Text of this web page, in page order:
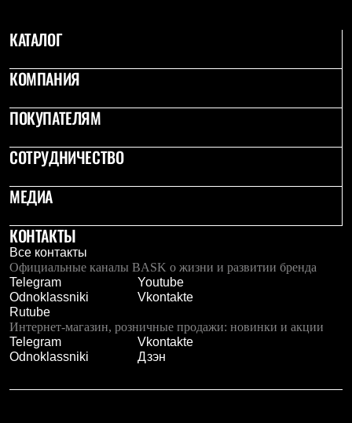
Куртки
Лёгкая одежда
Рубашки
Толстовки
Брюки
Теплое термобелье
Легкое термобелье
Флисовая одежда
Брюки
Детская одежда
Утепленная пухом
Комбинезоны
Куртки
Брюки
Утепленная синтетикой
Комбинезоны
Куртки
КАТАЛОГ
КОМПАНИЯ
ПОКУПАТЕЛЯМ
СОТРУДНИЧЕСТВО
МЕДИА
КОНТАКТЫ
Все контакты
Официальные каналы BASK о жизни и развитии бренда
Telegram
Youtube
Odnoklassniki
Vkontakte
Rutube
Интернет-магазин, розничные продажи: новинки и акции
Telegram
Vkontakte
Odnoklassniki
Дзэн